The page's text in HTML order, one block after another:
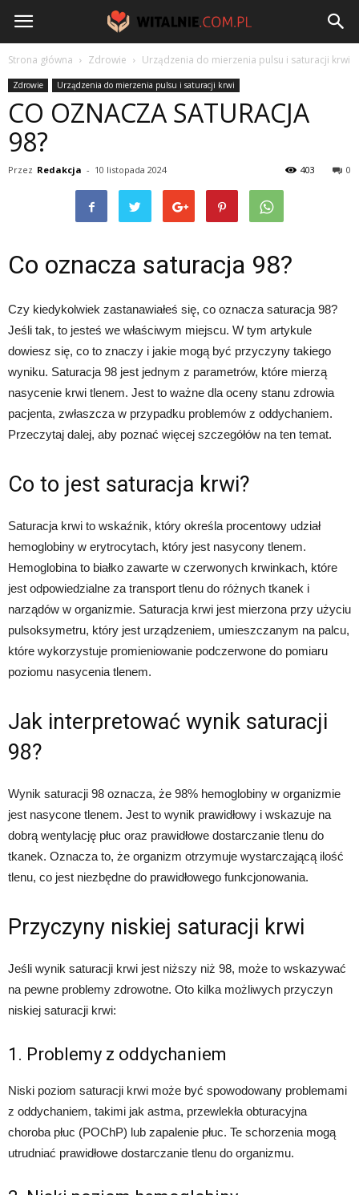
Witalnie.com.pl
Strona główna Zdrowie Urządzenia do mierzenia pulsu i saturacji krwi
Zdrowie Urządzenia do mierzenia pulsu i saturacji krwi
CO OZNACZA SATURACJA
98?
Przez Redakcja - 10 listopada 2024 0
403
Co oznacza saturacja 98?
Czy kiedykolwiek zastanawiałeś się, co oznacza saturacja 98?
Jeśli tak, to jesteś we właściwym miejscu. W tym artykule
dowiesz się, co to znaczy i jakie mogą być przyczyny takiego
wyniku. Saturacja 98 jest jednym z parametrów, które mierzą
nasycenie krwi tlenem. Jest to ważne dla oceny stanu zdrowia
pacjenta, zwłaszcza w przypadku problemów z oddychaniem.
Przeczytaj dalej, aby poznać więcej szczegółów na ten temat.
Co to jest saturacja krwi?
Saturacja krwi to wskaźnik, który określa procentowy udział
hemoglobiny w erytrocytach, który jest nasycony tlenem.
Hemoglobina to białko zawarte w czerwonych krwinkach, które
jest odpowiedzialne za transport tlenu do różnych tkanek i
narządów w organizmie. Saturacja krwi jest mierzona przy użyciu
pulsoksymetru, który jest urządzeniem, umieszczanym na palcu,
które wykorzystuje promieniowanie podczerwone do pomiaru
poziomu nasycenia tlenem.
Jak interpretować wynik saturacji
98?
Wynik saturacji 98 oznacza, że 98% hemoglobiny w organizmie
jest nasycone tlenem. Jest to wynik prawidłowy i wskazuje na
dobrą wentylację płuc oraz prawidłowe dostarczanie tlenu do
tkanek. Oznacza to, że organizm otrzymuje wystarczającą ilość
tlenu, co jest niezbędne do prawidłowego funkcjonowania.
Przyczyny niskiej saturacji krwi
Jeśli wynik saturacji krwi jest niższy niż 98, może to wskazywać
na pewne problemy zdrowotne. Oto kilka możliwych przyczyn
niskiej saturacji krwi:
1. Problemy z oddychaniem
Niski poziom saturacji krwi może być spowodowany problemami
z oddychaniem, takimi jak astma, przewlekła obturacyjna
choroba płuc (POChP) lub zapalenie płuc. Te schorzenia mogą
utrudniać prawidłowe dostarczanie tlenu do organizmu.